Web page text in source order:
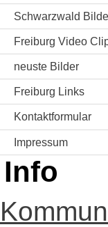
Schwarzwald
Freiburg Video
neuste Bilder
Freiburg Links
Kontaktformular
Impressum
Info